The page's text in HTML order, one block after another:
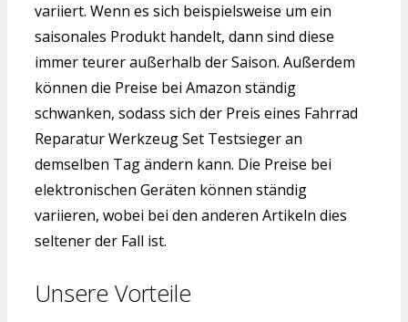
variiert. Wenn es sich beispielsweise um ein
saisonales Produkt handelt, dann sind diese
immer teurer außerhalb der Saison. Außerdem
können die Preise bei Amazon ständig
schwanken, sodass sich der Preis eines Fahrrad
Reparatur Werkzeug Set Testsieger an
demselben Tag ändern kann. Die Preise bei
elektronischen Geräten können ständig
variieren, wobei bei den anderen Artikeln dies
seltener der Fall ist.
Unsere Vorteile